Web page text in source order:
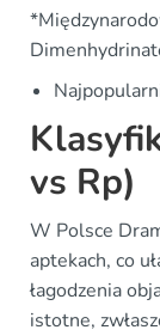
vs Rp)
W Polsce
aptekach, co
łagodzenia
istotne,